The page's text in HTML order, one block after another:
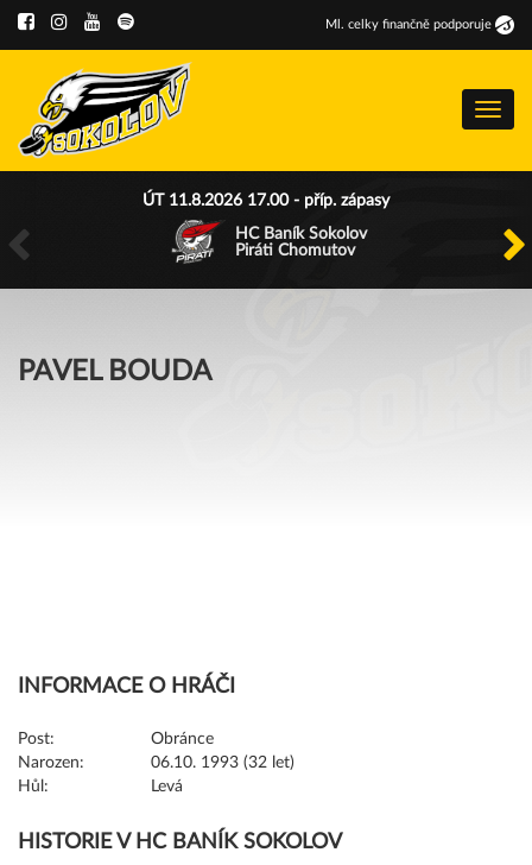
Ml . celky finančně podporuje
Menu
ÚT 11.8.2026 17.00 - příp. zápasy
HC Baník Sokolov
Piráti Chomutov
PAVEL BOUDA
INFORMACE O HRÁČI
Post:
Obránce
Narozen:
06.10. 1993 (32 let)
Hůl:
Levá
HISTORIE V HC BANÍK SOKOLOV